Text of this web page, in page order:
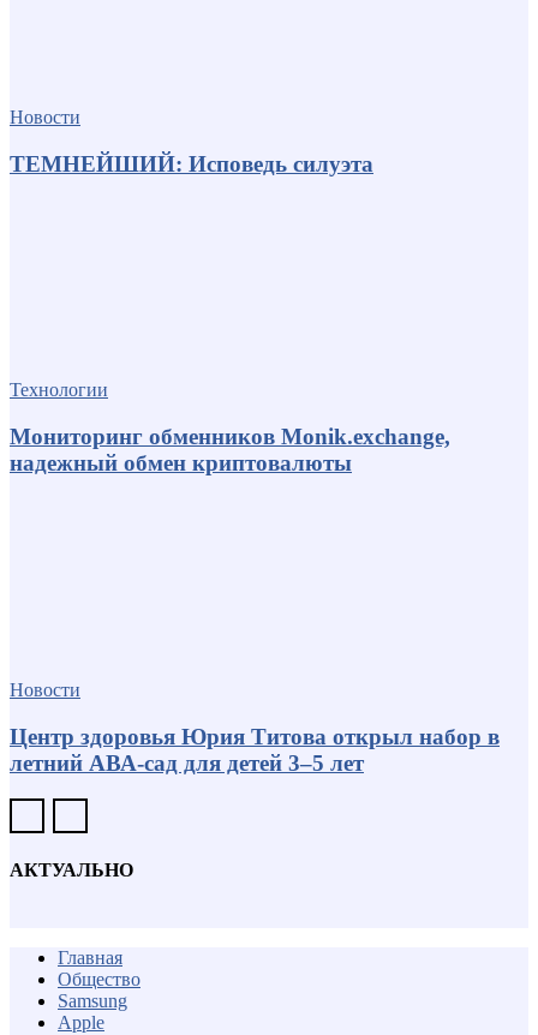
Новости
ТЕМНЕЙШИЙ: Исповедь силуэта
Технологии
Мониторинг обменников Monik.exchange,
надежный обмен криптовалюты
Новости
Центр здоровья Юрия Титова открыл набор в
летний АВА-сад для детей 3–5 лет
АКТУАЛЬНО
Главная
Общество
Samsung
Apple